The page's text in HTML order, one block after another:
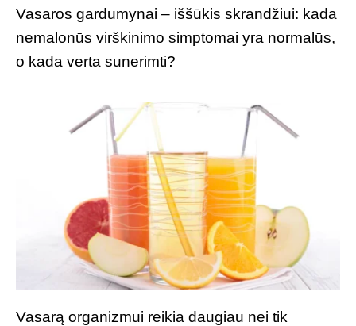
Vasaros gardumynai – iššūkis skrandžiui: kada
nemalonūs virškinimo simptomai yra normalūs,
o kada verta sunerimti?
Vasarą organizmui reikia daugiau nei tik